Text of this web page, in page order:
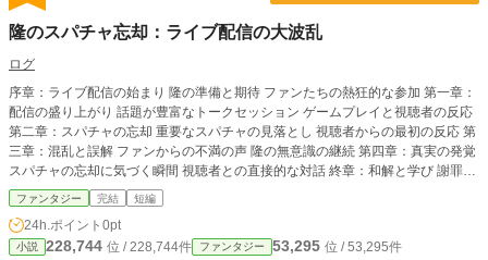
隆のスパチャ忘却：ライブ配信の大波乱
ログ
序章：ライブ配信の始まり 隆の準備と期待 ファンたちの熱狂的な参加 第一章：
配信の盛り上がり 話題が豊富なトークセッション ゲームプレイと視聴者の反応
第二章：スパチャの忘却 重要なスパチャの見落とし 視聴者からの最初の反応 第
三章：混乱と誤解 ファンからの不満の声 隆の無意識の継続 第四章：真実の発覚
スパチャの忘却に気づく瞬間 視聴者との直接的な対話 終章：和解と学び 謝罪と
ファンとの再結束 配信の終わりと新たな始まり 注意書き：この物語はフィクシ
ョンであり、実際のユーチューバーや出来事とは一切関係ありません。 キャラ
クター、出来事、および状況はすべて架空のものであり、作者によって創作され
ました。 物語の目的はエンターテインメントであり、特定の個人や団体に対す
ファンタジー 完結 短編
24h.ポイント 0pt
小説 228,744 位 / 228,744件 ファンタジー 53,295 位 / 53,295件